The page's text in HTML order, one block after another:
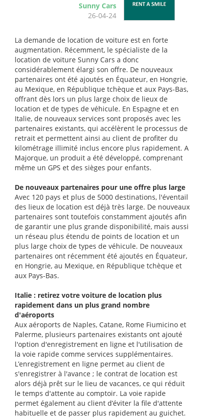
Sunny Cars
26-04-24
La demande de location de voiture est en forte
augmentation. Récemment, le spécialiste de la
location de voiture Sunny Cars a donc
considérablement élargi son offre. De nouveaux
partenaires ont été ajoutés en Équateur, en Hongrie,
au Mexique, en République tchèque et aux Pays-Bas,
offrant dès lors un plus large choix de lieux de
location et de types de véhicule. En Espagne et en
Italie, de nouveaux services sont proposés avec les
partenaires existants, qui accélèrent le processus de
retrait et permettent ainsi au client de profiter du
kilométrage illimité inclus encore plus rapidement. A
Majorque, un produit a été développé, comprenant
même un GPS et des sièges pour enfants.
De nouveaux partenaires pour une offre plus large
Avec 120 pays et plus de 5000 destinations, l'éventail
des lieux de location est déjà très large. De nouveaux
partenaires sont toutefois constamment ajoutés afin
de garantir une plus grande disponibilité, mais aussi
un réseau plus étendu de points de location et un
plus large choix de types de véhicule. De nouveaux
partenaires ont récemment été ajoutés en Équateur,
en Hongrie, au Mexique, en République tchèque et
aux Pays-Bas.
Italie : retirez votre voiture de location plus
rapidement dans un plus grand nombre
d'aéroports
Aux aéroports de Naples, Catane, Rome Fiumicino et
Palerme, plusieurs partenaires existants ont ajouté
l'option d'enregistrement en ligne et l'utilisation de
la voie rapide comme services supplémentaires.
L’enregistrement en ligne permet au client de
s'enregistrer à l'avance ; le contrat de location est
alors déjà prêt sur le lieu de vacances, ce qui réduit
le temps d'attente au comptoir. La voie rapide
permet également au client d’éviter la file d'attente
habituelle et de passer plus rapidement au guichet.